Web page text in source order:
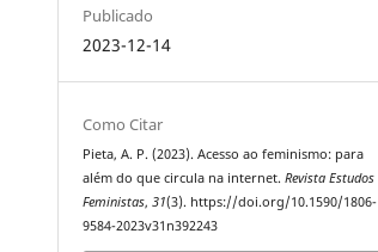
Publicado
2023-12-14
Como Citar
Pieta, A. P. (2023). Acesso ao feminismo: para
além do que circula na internet.Revista Estudos
Feministas,31(3). https://doi.org/10.1590/1806-
9584-2023v31n392243